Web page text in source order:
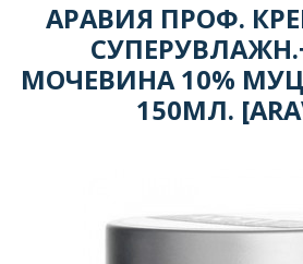
АРАВИЯ ПРОФ.
МОЧЕВИНА 10%
150МЛ.